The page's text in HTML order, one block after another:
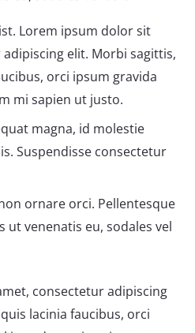
Lorem ipsum dolor sit
elit. Morbi sagittis,
orci ipsum gravida
mi sapien ut justo.
magna, id molestie
Suspendisse consectetur
ornare orci. Pellentesque
ut venenatis eu, sodales vel
consectetur adipiscing
lacinia faucibus, orci